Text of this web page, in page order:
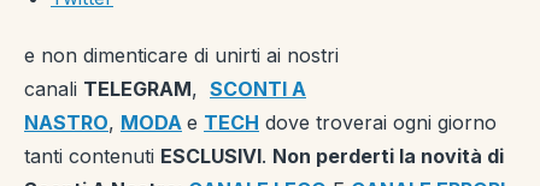
e non dimenticare di unirti ai nostri
canali TELEGRAM, SCONTI A
NASTRO, MODA e TECH dove troverai ogni giorno
tanti contenuti ESCLUSIVI. Non perderti la novità di